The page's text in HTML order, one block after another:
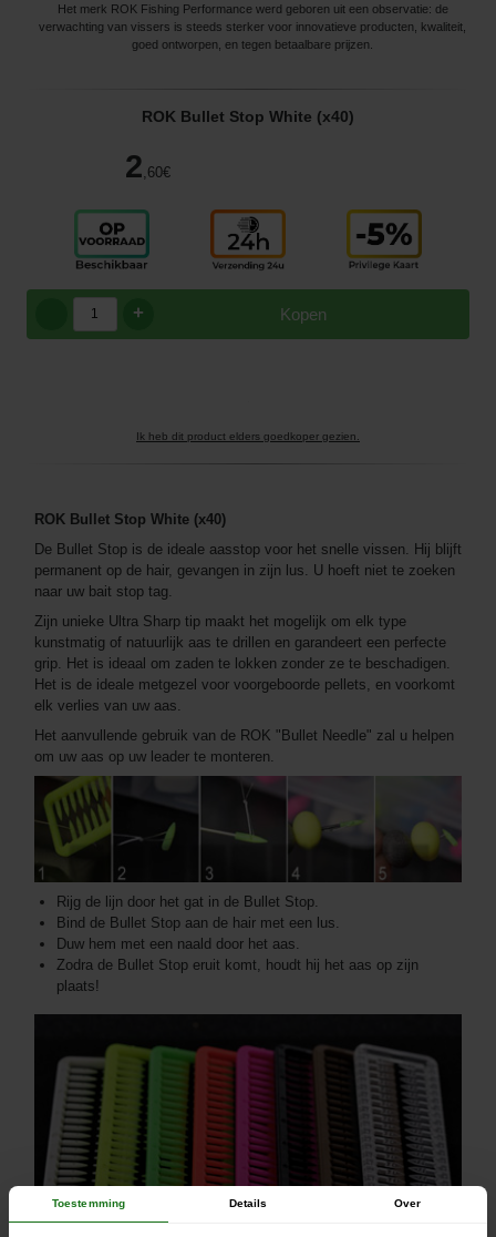
Toestemming Details Over
Het merk ROK Fishing Performance werd geboren uit een observatie: de
verwachting van vissers is steeds sterker voor innovatieve producten, kwaliteit,
goed ontworpen, en tegen betaalbare prijzen.
ROK Bullet Stop White (x40)
2,60€
Kopen
+
Ik heb dit product elders goedkoper gezien.
ROK Bullet Stop White (x40)
De Bullet Stop is de ideale aasstop voor het snelle vissen. Hij blijft
permanent op de hair, gevangen in zijn lus. U hoeft niet te zoeken
naar uw bait stop tag.
Zijn unieke Ultra Sharp tip maakt het mogelijk om elk type
kunstmatig of natuurlijk aas te drillen en garandeert een perfecte
grip. Het is ideaal om zaden te lokken zonder ze te beschadigen.
Het is de ideale metgezel voor voorgeboorde pellets, en voorkomt
elk verlies van uw aas.
Het aanvullende gebruik van de ROK "Bullet Needle" zal u helpen
om uw aas op uw leader te monteren.
Rijg de lijn door het gat in de Bullet Stop.
Bind de Bullet Stop aan de hair met een lus.
Duw hem met een naald door het aas.
Zodra de Bullet Stop eruit komt, houdt hij het aas op zijn
plaats!